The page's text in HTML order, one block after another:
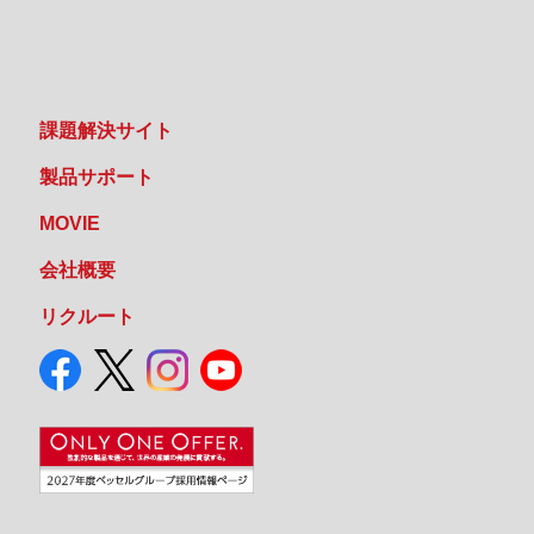
課題解決サイト
製品サポート
MOVIE
会社概要
リクルート